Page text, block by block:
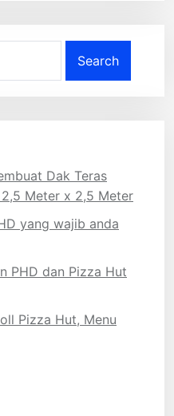
Dak Teras
Meter x 2,5 Meter
yang wajib anda
PHD dan Pizza Hut
Pizza Hut, Menu